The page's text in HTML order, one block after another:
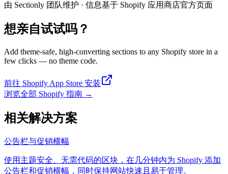
由 Sectionly 团队维护 · 信息基于 Shopify 应用商店官方页面
想亲自试试吗？
Add theme-safe, high-converting sections to any Shopify store in a
few clicks — no theme code.
前往 Shopify App Store 安装
浏览全部 Shopify 指南 →
相关解决方案
公告栏与促销横幅
使用主题安全、无需代码的区块，在几分钟内为 Shopify 添加
公告栏和促销横幅，同时保持网站快速且易于管理。